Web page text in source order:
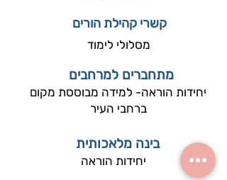
קשרי קהילת הורים
מסלולי לימוד
מתחברים למרחבים
יחידות הוראה- למידה מבוססת מקום
ברחבי העיר
בינה מלאכותית
יחידות הוראה